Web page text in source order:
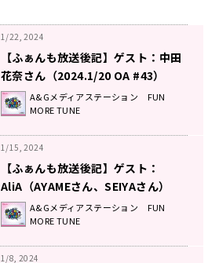
1/22, 2024
【ふぁんも放送後記】ゲスト：中田
花奈さん（2024.1/20 OA #43）
A&Gメディアステーション FUN
MORE TUNE
1/15, 2024
【ふぁんも放送後記】ゲスト：
AliA（AYAMEさん、SEIYAさん）
（2024.1/13 OA #42）
A&Gメディアステーション FUN
MORE TUNE
1/8, 2024